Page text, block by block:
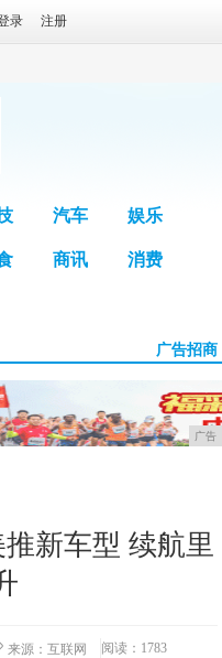
录 注册
汽车 娱乐
商讯 消费
广告招商
广告
新车型 续航里
来源：互联网 阅读：1783